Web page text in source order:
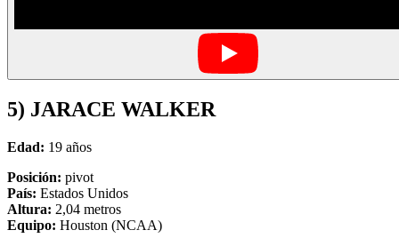
5) JARACE WALKER
Edad: 19 años
Posición: pivot
País: Estados Unidos
Altura: 2,04 metros
Equipo: Houston (NCAA)